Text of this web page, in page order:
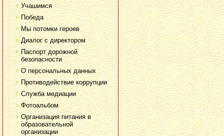
Учашимся
Победа
Мы потомки героев
Диалог с директором
Паспорт дорожной
безопасности
О персональных данных
Противодействие коррупции
Служба медиации
Фотоальбом
Организация питания в
образовательной
организации